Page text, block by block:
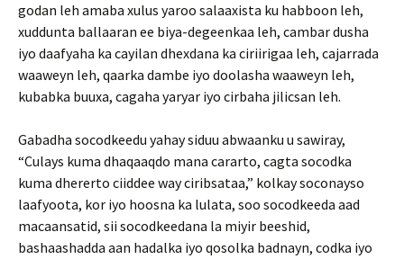
godan leh amaba xulus yaroo salaaxista ku habboon leh,
xuddunta ballaaran ee biya-degeenkaa leh, cambar dusha
iyo daafyaha ka cayilan dhexdana ka ciriirigaa leh, cajarrada
waaweyn leh, qaarka dambe iyo doolasha waaweyn leh,
kubabka buuxa, cagaha yaryar iyo cirbaha jilicsan leh.
Gabadha socodkeedu yahay siduu abwaanku u sawiray,
“Culays kuma dhaqaaqdo mana cararto, cagta socodka
kuma dhererto ciiddee way ciribsataa,” kolkay soconayso
laafyoota, kor iyo hoosna ka lulata, soo socodkeeda aad
macaansatid, sii socodkeedana la miyir beeshid,
bashaashadda aan hadalka iyo qosolka badnayn, codka iyo